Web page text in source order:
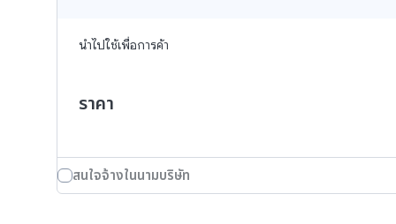
นำไปใช้เพื่อการค้า
ราคา
สนใจจ้างในนามบริษัท